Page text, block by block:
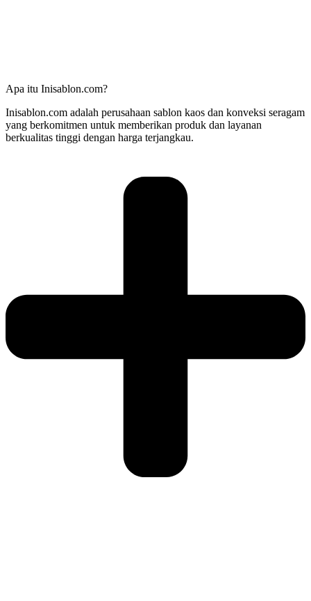
Apa itu Inisablon.com?
Inisablon.com adalah perusahaan sablon kaos dan konveksi seragam
yang berkomitmen untuk memberikan produk dan layanan
berkualitas tinggi dengan harga terjangkau.